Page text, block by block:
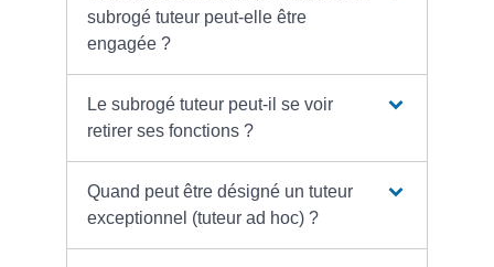
subrogé tuteur peut-elle être
engagée ?
Le subrogé tuteur peut-il se voir
retirer ses fonctions ?
Quand peut être désigné un tuteur
exceptionnel (tuteur ad hoc) ?